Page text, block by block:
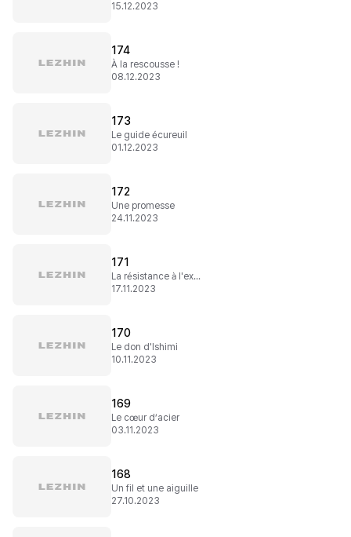
15.12.2023
174
À la rescousse !
08.12.2023
173
Le guide écureuil
01.12.2023
172
Une promesse
24.11.2023
171
La résistance à l'exorcisation
17.11.2023
170
Le don d'Ishimi
10.11.2023
169
Le cœur d’acier
03.11.2023
168
Un fil et une aiguille
27.10.2023